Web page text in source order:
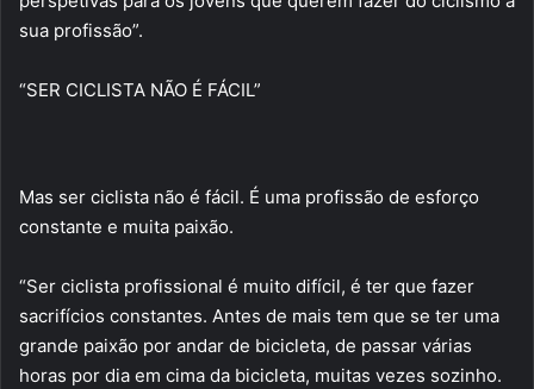
sua profissão”.
“SER CICLISTA NÃO É FÁCIL”
Mas ser ciclista não é fácil. É uma profissão de esforço
constante e muita paixão.
“Ser ciclista profissional é muito difícil, é ter que fazer
sacrifícios constantes. Antes de mais tem que se ter uma
grande paixão por andar de bicicleta, de passar várias
horas por dia em cima da bicicleta, muitas vezes sozinho.